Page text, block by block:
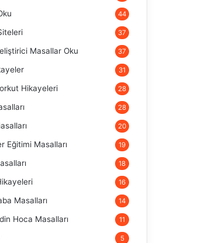
44
37
Masallar Oku 37
31
Hikayeleri 28
28
20
Eğitimi Masalları 19
18
16
Masalları 14
Hoca Masalları 11
5